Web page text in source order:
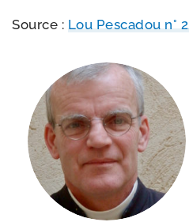
Source : Lou Pescadou n°